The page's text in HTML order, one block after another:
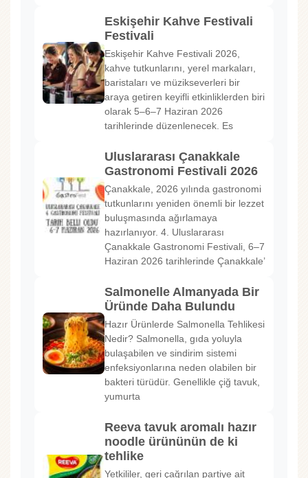
Eskişehir Kahve Festivali
Festivali
Eskişehir Kahve Festivali 2026,
kahve tutkunlarını, yerel markaları,
baristaları ve müzikseverleri bir
araya getiren keyifli etkinliklerden biri
olarak 5–6–7 Haziran 2026
tarihlerinde düzenlenecek. Es
Uluslararası Çanakkale
Gastronomi Festivali 2026
Çanakkale, 2026 yılında gastronomi
tutkunlarını yeniden önemli bir lezzet
buluşmasında ağırlamaya
hazırlanıyor. 4. Uluslararası
Çanakkale Gastronomi Festivali, 6–7
Haziran 2026 tarihlerinde Çanakkale’
Salmonelle Almanyada Bir
Üründe Daha Bulundu
Hazır Ürünlerde Salmonella Tehlikesi
Nedir? Salmonella, gıda yoluyla
bulaşabilen ve sindirim sistemi
enfeksiyonlarına neden olabilen bir
bakteri türüdür. Genellikle çiğ tavuk,
yumurta
Reeva tavuk aromalı hazır
noodle ürününün de ki
tehlike
Yetkililer, geri çağrılan partiye ait